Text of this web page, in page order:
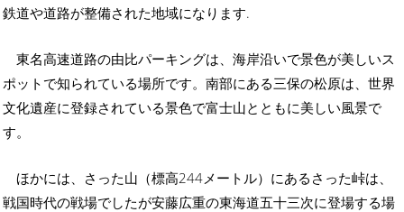
鉄道や道路が整備された地域になります.
東名高速道路の由比パーキングは、海岸沿いで景色が美しいス
ポットで知られている場所です。南部にある三保の松原は、世界
文化遺産に登録されている景色で富士山とともに美しい風景で
す。
ほかには、さった山（標高244メートル）にあるさった峠は、
戦国時代の戦場でしたが安藤広重の東海道五十三次に登場する場